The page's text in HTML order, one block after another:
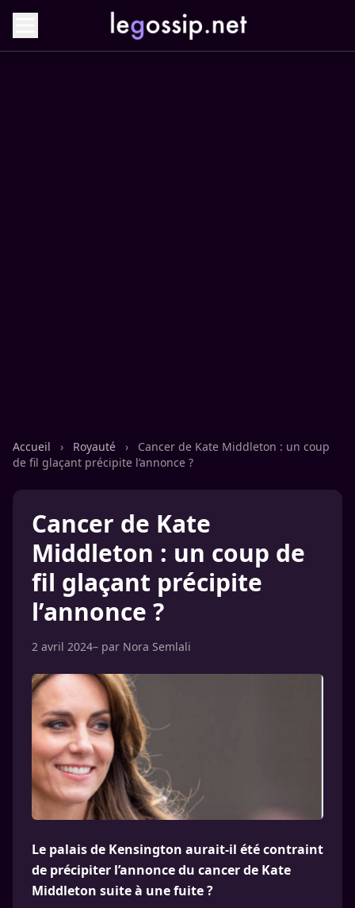
Accueil › Royauté ›
Cancer de Kate Middleton : un coup
de fil glaçant précipite l’annonce ?
Cancer de Kate
Middleton : un coup de
fil glaçant précipite
l’annonce ?
2 avril 2024– par Nora Semlali
Le palais de Kensington aurait-il été contraint
de précipiter l’annonce du cancer de Kate
Middleton suite à une fuite ?